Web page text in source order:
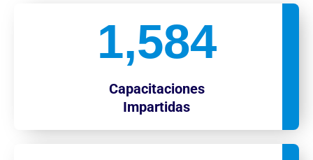
1,584
Capacitaciones
Impartidas